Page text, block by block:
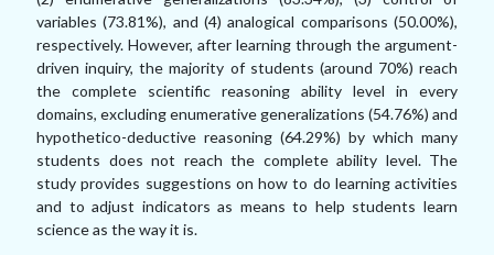
variables (73.81%), and (4) analogical comparisons (50.00%),
respectively. However, after learning through the argument-
driven inquiry, the majority of students (around 70%) reach
the complete scientific reasoning ability level in every
domains, excluding enumerative generalizations (54.76%) and
hypothetico-deductive reasoning (64.29%) by which many
students does not reach the complete ability level. The
study provides suggestions on how to do learning activities
and to adjust indicators as means to help students learn
science as the way it is.